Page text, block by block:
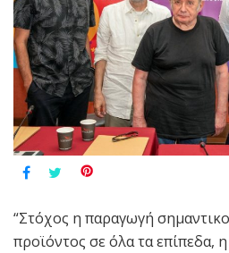
“Στόχος η παραγωγή
προϊόντος σε όλα τα επίπεδα,